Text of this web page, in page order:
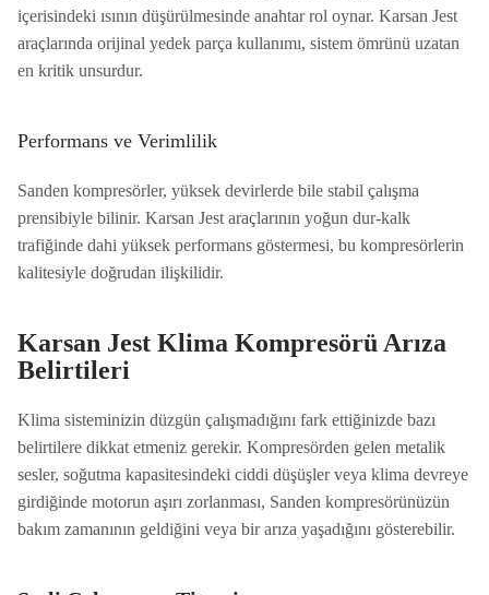
içerisindeki ısının düşürülmesinde anahtar rol oynar. Karsan Jest
araçlarında orijinal yedek parça kullanımı, sistem ömrünü uzatan
en kritik unsurdur.
Performans ve Verimlilik
Sanden kompresörler, yüksek devirlerde bile stabil çalışma
prensibiyle bilinir. Karsan Jest araçlarının yoğun dur-kalk
trafiğinde dahi yüksek performans göstermesi, bu kompresörlerin
kalitesiyle doğrudan ilişkilidir.
Karsan Jest Klima Kompresörü Arıza
Belirtileri
Klima sisteminizin düzgün çalışmadığını fark ettiğinizde bazı
belirtilere dikkat etmeniz gerekir. Kompresörden gelen metalik
sesler, soğutma kapasitesindeki ciddi düşüşler veya klima devreye
girdiğinde motorun aşırı zorlanması, Sanden kompresörünüzün
bakım zamanının geldiğini veya bir arıza yaşadığını gösterebilir.